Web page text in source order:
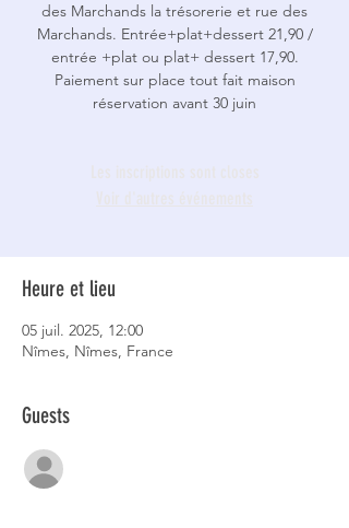
des Marchands la trésorerie et rue des
Marchands. Entrée+plat+dessert 21,90 /
entrée +plat ou plat+ dessert 17,90.
Paiement sur place tout fait maison
réservation avant 30 juin
Heure et lieu
05 juil. 2025, 12:00
Nîmes, Nîmes, France
Guests